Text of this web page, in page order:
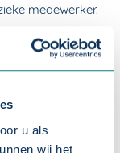
u als
wij het
medewerker.
van een
samen
mogelijk is.
gebied van